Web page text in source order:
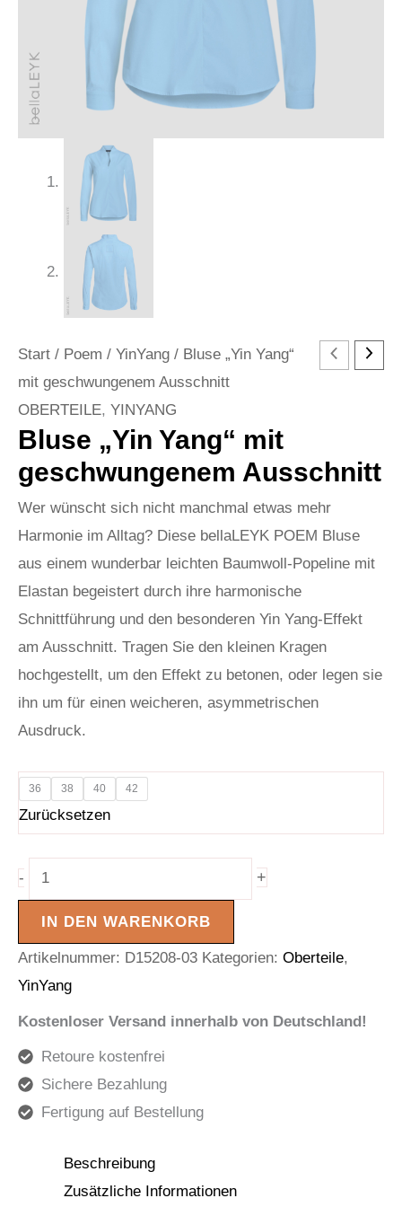
Start / Poem / YinYang / Bluse „Yin Yang“
mit geschwungenem Ausschnitt
OBERTEILE, YINYANG
Bluse „Yin Yang“ mit
geschwungenem Ausschnitt
Wer wünscht sich nicht manchmal etwas mehr
Harmonie im Alltag? Diese bellaLEYK POEM Bluse
aus einem wunderbar leichten Baumwoll-Popeline mit
Elastan begeistert durch ihre harmonische
Schnittführung und den besonderen Yin Yang-Effekt
am Ausschnitt. Tragen Sie den kleinen Kragen
hochgestellt, um den Effekt zu betonen, oder legen sie
ihn um für einen weicheren, asymmetrischen
Ausdruck.
36 38 40 42
Zurücksetzen
- +
IN DEN WARENKORB
Artikelnummer: D15208-03 Kategorien: Oberteile,
YinYang
Kostenloser Versand innerhalb von Deutschland!
Retoure kostenfrei
Sichere Bezahlung
Fertigung auf Bestellung
Beschreibung
Zusätzliche Informationen